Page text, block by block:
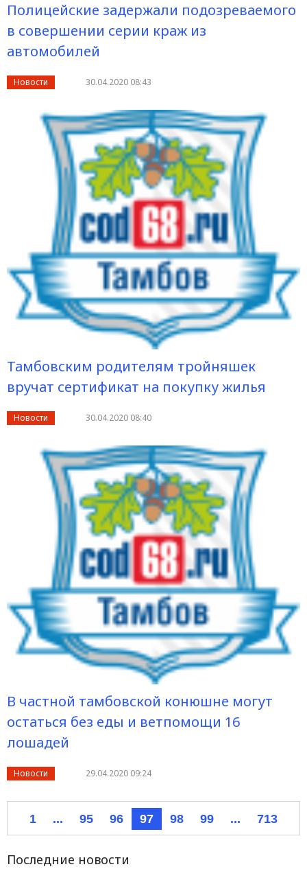
Полицейские задержали подозреваемого
в совершении серии краж из
автомобилей
Новости 30.04.2020 08:43
Тамбовским родителям тройняшек
вручат сертификат на покупку жилья
Новости 30.04.2020 08:40
В частной тамбовской конюшне могут
остаться без еды и ветпомощи 16
лошадей
Новости 29.04.2020 09:24
1 ... 95 96 97 98 99 ... 713
Последние новости